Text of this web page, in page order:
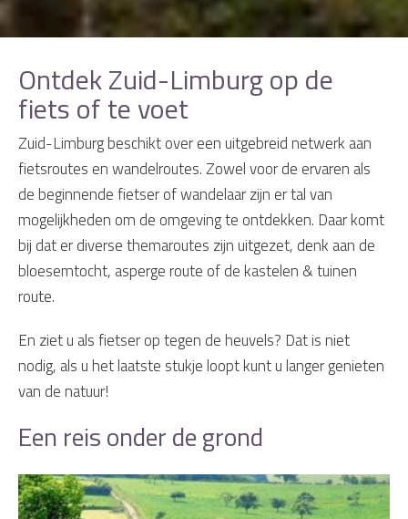
Ontdek Zuid-Limburg op de
fiets of te voet
Zuid-Limburg beschikt over een uitgebreid netwerk aan
fietsroutes en wandelroutes. Zowel voor de ervaren als
de beginnende fietser of wandelaar zijn er tal van
mogelijkheden om de omgeving te ontdekken. Daar komt
bij dat er diverse themaroutes zijn uitgezet, denk aan de
bloesemtocht, asperge route of de kastelen & tuinen
route.
En ziet u als fietser op tegen de heuvels? Dat is niet
nodig, als u het laatste stukje loopt kunt u langer genieten
van de natuur!
Een reis onder de grond